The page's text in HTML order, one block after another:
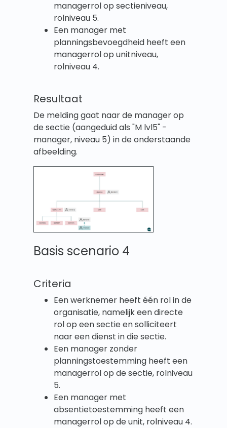
managerrol op sectieniveau,
rolniveau 5.
Een manager met
planningsbevoegdheid heeft een
managerrol op unitniveau,
rolniveau 4.
Resultaat
De melding gaat naar de manager op
de sectie (aangeduid als "M lvl5" -
manager, niveau 5) in de onderstaande
afbeelding.
Basis scenario 4
Criteria
Een werknemer heeft één rol in de
organisatie, namelijk een directe
rol op een sectie en solliciteert
naar een dienst in die sectie.
Een manager zonder
planningstoestemming heeft een
managerrol op de sectie, rolniveau
5.
Een manager met
absentietoestemming heeft een
managerrol op de unit, rolniveau 4.